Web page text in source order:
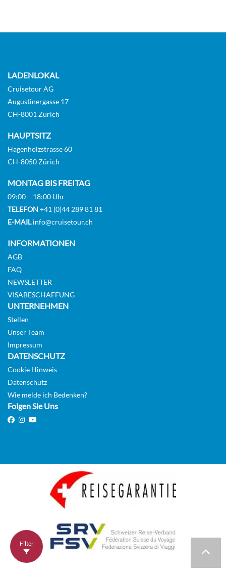
Filter
LADENLOKAL
Cruisetour AG
Augustinergasse 17
CH-8001 Zürich
HAUPTSITZ
Hagenholzstrasse 60
CH-8050 Zürich
MONTAG BIS FREITAG
09:00 – 18:00 Uhr
TELEFON +41 (0)44 289 81 81
E-MAILinfo@cruisetour.ch
INFORMATIONEN
AGB
FAQ
NEWSLETTER
VISABESCHAFFUNG
UNTERNEHMEN
Stellen
Unser Team
Impressum
DATENSCHUTZ
Cookie Hinweis
Datenschutz
Wie melde ich Bedenken?
Folgen Sie Uns